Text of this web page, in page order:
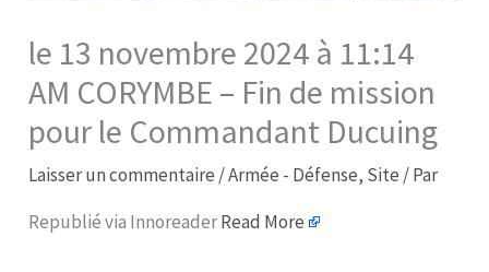
le 13 novembre 2024 à 11:14
AM CORYMBE – Fin de mission
pour le Commandant Ducuing​
Laisser un commentaire /Armée - Défense, Site / Par
Republié via InnoreaderRead More